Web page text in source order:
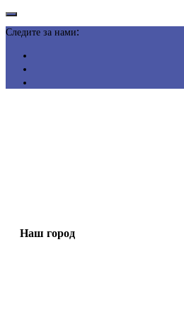
Следите за нами:
Наш город